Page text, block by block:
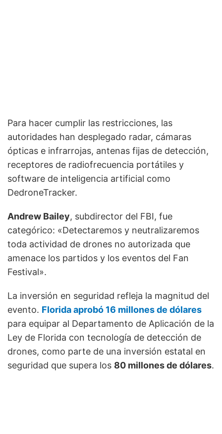
Para hacer cumplir las restricciones, las
autoridades han desplegado radar, cámaras
ópticas e infrarrojas, antenas fijas de detección,
receptores de radiofrecuencia portátiles y
software de inteligencia artificial como
DedroneTracker.
Andrew Bailey, subdirector del FBI, fue
categórico: «Detectaremos y neutralizaremos
toda actividad de drones no autorizada que
amenace los partidos y los eventos del Fan
Festival».
La inversión en seguridad refleja la magnitud del
evento. Florida aprobó 16 millones de dólares
para equipar al Departamento de Aplicación de la
Ley de Florida con tecnología de detección de
drones, como parte de una inversión estatal en
seguridad que supera los 80 millones de dólares.